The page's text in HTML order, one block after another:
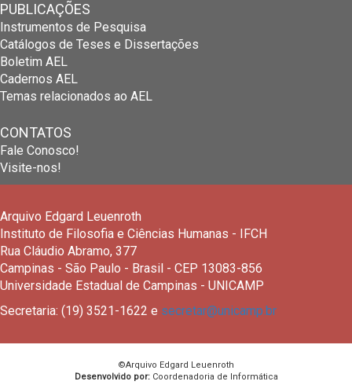
PUBLICAÇÕES
Instrumentos de Pesquisa
Catálogos de Teses e Dissertações
Boletim AEL
Cadernos AEL
Temas relacionados ao AEL
CONTATOS
Fale Conosco!
Visite-nos!
Arquivo Edgard Leuenroth
Instituto de Filosofia e Ciências Humanas - IFCH
Rua Cláudio Abramo, 377
Campinas - São Paulo - Brasil - CEP 13083-856
Universidade Estadual de Campinas - UNICAMP
Secretaria: (19) 3521-1622 e secretar@unicamp.br
©Arquivo Edgard Leuenroth
Desenvolvido por:Coordenadoria de Informática